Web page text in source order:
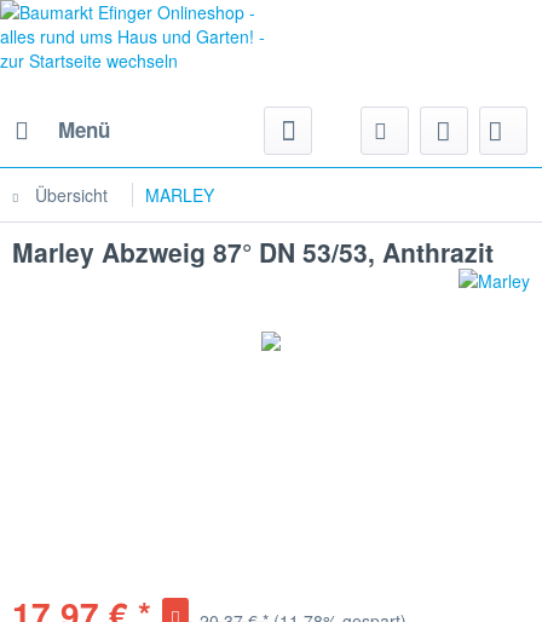
Menü
Übersicht MARLEY
Marley Abzweig 87° DN 53/53, Anthrazit